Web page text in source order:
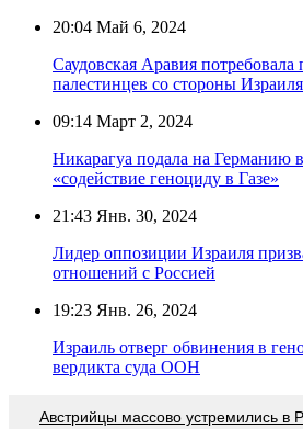
20:04 Май 6, 2024
Саудовская Аравия потребовала
палестинцев со стороны Израиля
09:14 Март 2, 2024
Никарагуа подала на Германию
«содействие геноциду в Газе»
21:43 Янв. 30, 2024
Лидер оппозиции Израиля
отношений с Россией
19:23 Янв. 26, 2024
Израиль отверг обвинения в
вердикта суда ООН
Австрийцы массово устремились в